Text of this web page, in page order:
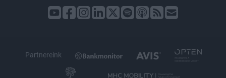
Partnereink